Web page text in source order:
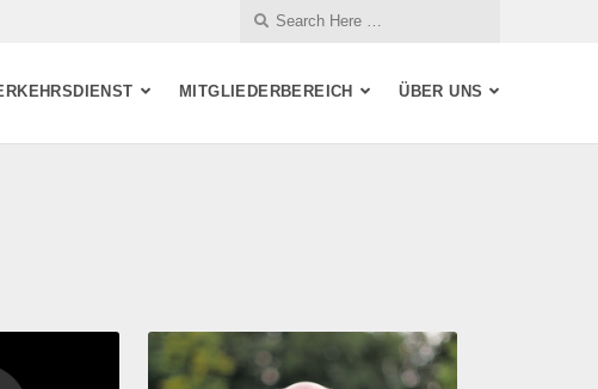
MITGLIEDERBEREICH ÜBER UNS